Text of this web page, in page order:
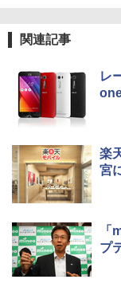
関連記事
レ
楽
宮
「
プ